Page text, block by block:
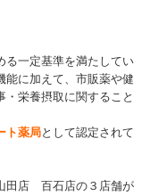
る一定基準を満たしてい
能に加えて、市販薬や健
栄養摂取に関すること
ト薬局として認定されて
田店 百石店の３店舗が